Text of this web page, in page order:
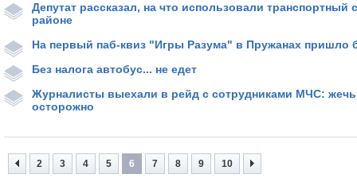
Депутат рассказал, на что использовали транспортный
районе
На первый паб-квиз "Игры Разума" в Пружанах пришло
Без налога автобус... не едет
Журналисты выехали в рейд с сотрудниками МЧС:
осторожно
2 3 4 5 6 7 8 9 10